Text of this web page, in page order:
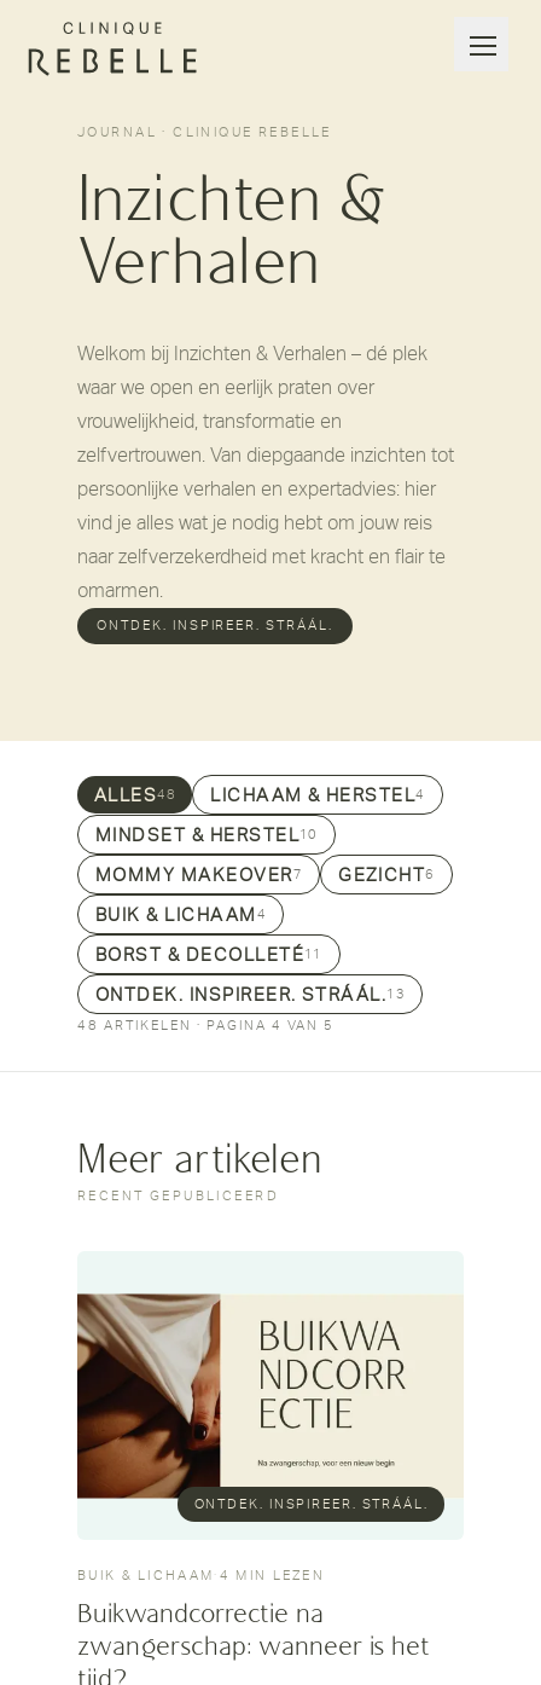
JOURNAL · CLINIQUE REBELLE
Inzichten &
Verhalen
Welkom bij Inzichten & Verhalen – dé plek
waar we open en eerlijk praten over
vrouwelijkheid, transformatie en
zelfvertrouwen. Van diepgaande inzichten tot
persoonlijke verhalen en expertadvies: hier
vind je alles wat je nodig hebt om jouw reis
naar zelfverzekerdheid met kracht en flair te
omarmen.
ONTDEK. INSPIREER. STRÁÁL.
ALLES48 LICHAAM & HERSTEL4
MINDSET & HERSTEL10
MOMMY MAKEOVER7 GEZICHT6
BUIK & LICHAAM 4
BORST & DECOLLETÉ11
ONTDEK. INSPIREER. STRÁÁL.13
48 ARTIKELEN · PAGINA 4 VAN 5
Meer artikelen
RECENT GEPUBLICEERD
ONTDEK. INSPIREER. STRÁÁL.
BUIK & LICHAAM · 4 MIN LEZEN
Buikwandcorrectie na
zwangerschap: wanneer is het